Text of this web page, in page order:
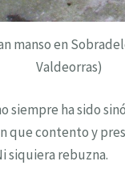
manso en
Valdeorras)
siempre ha sido
que contento y
siquiera rebuzna.